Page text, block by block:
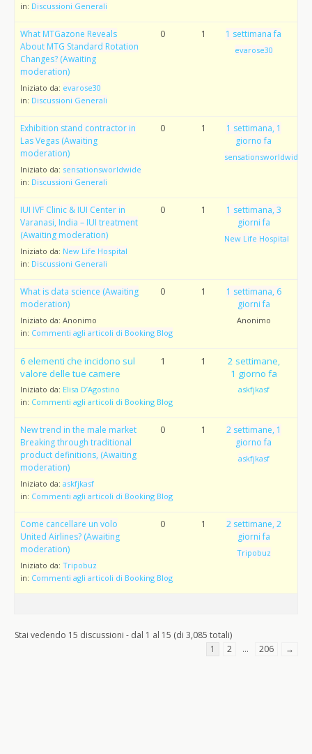
in: Discussioni Generali
What MTGazone Reveals
About MTG Standard Rotation
Changes? (Awaiting
moderation)
Iniziato da: evarose30
in: Discussioni Generali
0 1 1 settimana fa
evarose30
Exhibition stand contractor in
Las Vegas (Awaiting
moderation)
Iniziato da: sensationsworldwide
in: Discussioni Generali
0 1
1 settimana, 1
giorno fa
sensationsworldwide
IUI IVF Clinic & IUI Center in
Varanasi, India – IUI treatment
(Awaiting moderation)
Iniziato da: New Life Hospital
in: Discussioni Generali
0 1
1 settimana, 3
giorni fa
New Life Hospital
What is data science (Awaiting
moderation)
Iniziato da: Anonimo
in: Commenti agli articoli di Booking Blog
0 1
1 settimana, 6
giorni fa
Anonimo
6 elementi che incidono sul
valore delle tue camere
Iniziato da: Elisa D’Agostino
in: Commenti agli articoli di Booking Blog
1 1
2 settimane,
1 giorno fa
askfjkasf
New trend in the male market
Breaking through traditional
product definitions, (Awaiting
moderation)
Iniziato da: askfjkasf
in: Commenti agli articoli di Booking Blog
0 1
2 settimane, 1
giorno fa
askfjkasf
Come cancellare un volo
United Airlines? (Awaiting
moderation)
Iniziato da: Tripobuz
in: Commenti agli articoli di Booking Blog
0 1
2 settimane, 2
giorni fa
Tripobuz
Stai vedendo 15 discussioni - dal 1 al 15 (di 3,085 totali)
1
2 … 206 →